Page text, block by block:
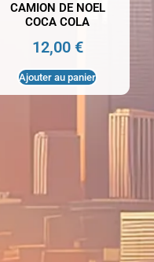
CAMION DE NOEL
COCA COLA
12,00 €
Ajouter au panier